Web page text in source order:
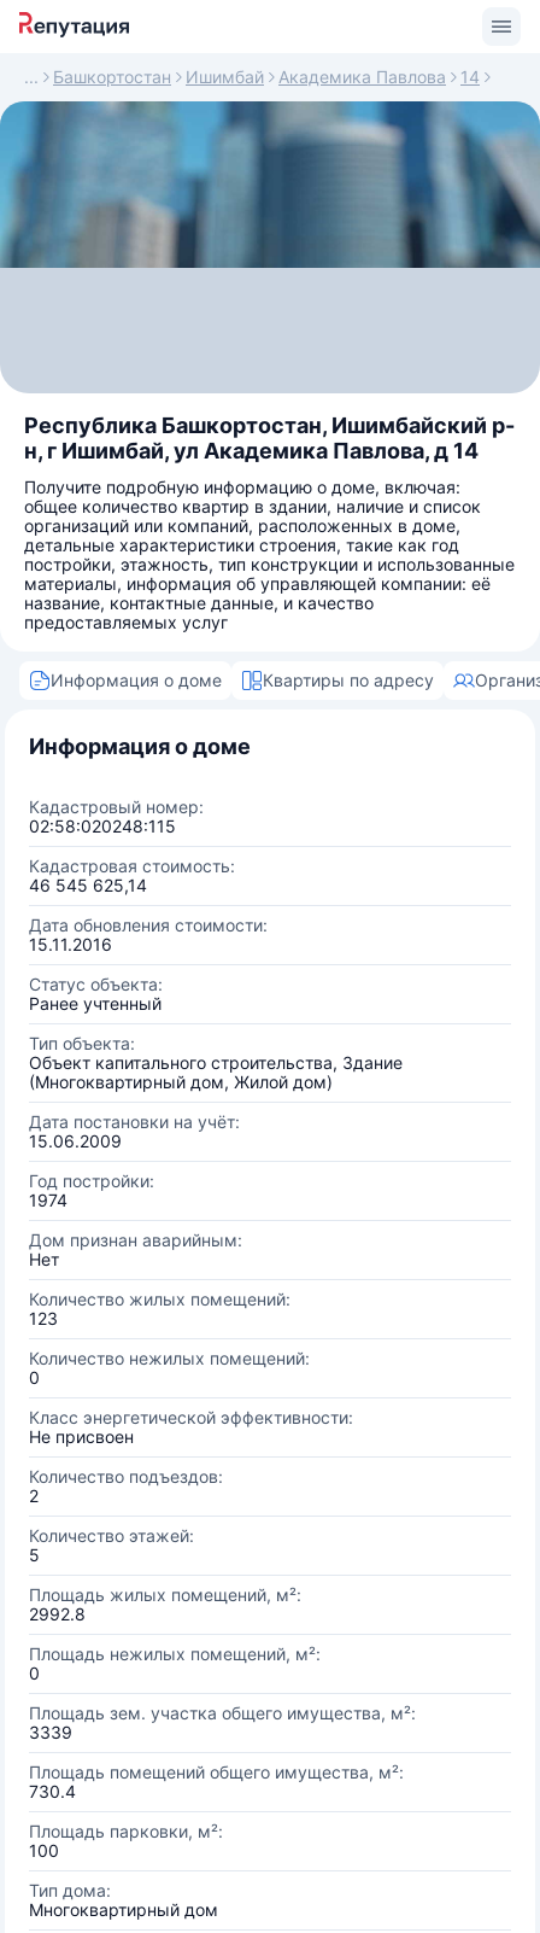
Башкортостан Ишимбай Академика Павлова 14
Республика Башкортостан, Ишимбайский р-
н, г Ишимбай, ул Академика Павлова, д 14
Получите подробную информацию о доме, включая:
общее количество квартир в здании, наличие и список
организаций или компаний, расположенных в доме,
детальные характеристики строения, такие как год
постройки, этажность, тип конструкции и использованные
материалы, информация об управляющей компании: её
название, контактные данные, и качество
предоставляемых услуг
Информация о доме Квартиры по адресу
Информация о доме
Кадастровый номер:
02:58:020248:115
Кадастровая стоимость:
46 545 625,14
Дата обновления стоимости:
15.11.2016
Статус объекта:
Ранее учтенный
Тип объекта:
Объект капитального строительства, Здание
(Многоквартирный дом, Жилой дом)
Дата постановки на учёт:
15.06.2009
Год постройки:
1974
Дом признан аварийным:
Нет
Количество жилых помещений:
123
Количество нежилых помещений:
0
Класс энергетической эффективности:
Не присвоен
Количество подъездов:
2
Количество этажей:
5
Площадь жилых помещений, м²:
2992.8
Площадь нежилых помещений, м²:
0
Площадь зем. участка общего имущества, м²:
3339
Площадь помещений общего имущества, м²:
730.4
Площадь парковки, м²:
100
Тип дома:
Многоквартирный дом